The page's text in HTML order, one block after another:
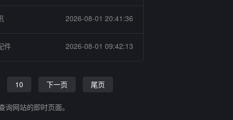
2026-08-01 20:41:36
件 2026-08-01 09:42:13
10 下一页 尾页
网站的即时页面。